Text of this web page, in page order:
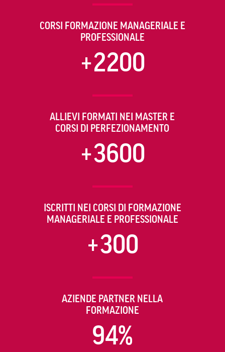
CORSI FORMAZIONE MANAGERIALE E
PROFESSIONALE
+2200
ALLIEVI FORMATI NEI MASTER E
CORSI DI PERFEZIONAMENTO
+3600
ISCRITTI NEI CORSI DI FORMAZIONE
MANAGERIALE E PROFESSIONALE
+300
AZIENDE PARTNER NELLA
FORMAZIONE
94%